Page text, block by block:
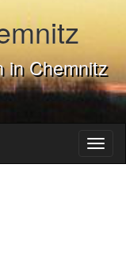
in Chemnitz